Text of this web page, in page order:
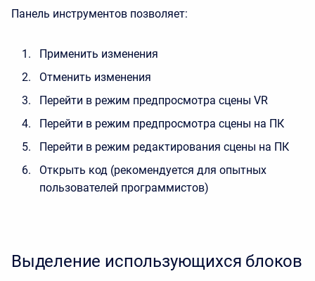
Панель инструментов позволяет:
Применить изменения
Отменить изменения
Перейти в режим предпросмотра сцены VR
Перейти в режим предпросмотра сцены на ПК
Перейти в режим редактирования сцены на ПК
Открыть код (рекомендуется для опытных
пользователей программистов)
Выделение использующихся блоков